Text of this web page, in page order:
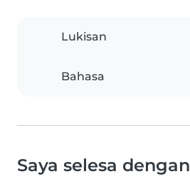
Lukisan
Bahasa
Saya selesa dengan